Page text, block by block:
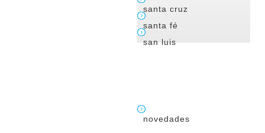
santa cruz
santa fé
san luis
novedades